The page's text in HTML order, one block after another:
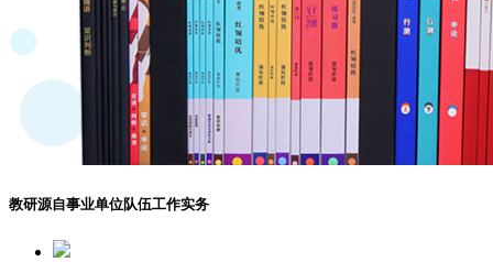
教研源自事业单位队伍工作实务